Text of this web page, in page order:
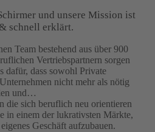
und unsere Mission ist
schnell erklärt.
Team bestehend aus über 900
Vertriebspartnern sorgen
dafür, dass sowohl Private
nicht mehr als nötig
und…
die sich beruflich neu orientieren
in einem der lukrativsten Märkte,
Geschäft aufzubauen.